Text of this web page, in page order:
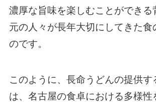
濃厚な旨味を楽しむことができる
元の人々が長年大切にしてきた食
のです。
このように、長命うどんの提供す
は、名古屋の食卓における多様性